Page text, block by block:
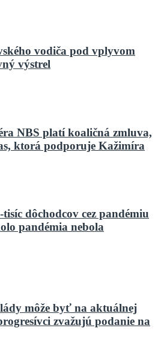
vodiča pod vplyvom
výstrel
NBS platí koaličná zmluva,
ktorá podporuje Kažimíra
dôchodcov cez pandémiu
pandémia nebola
môže byť na aktuálnej
zvažujú podanie na